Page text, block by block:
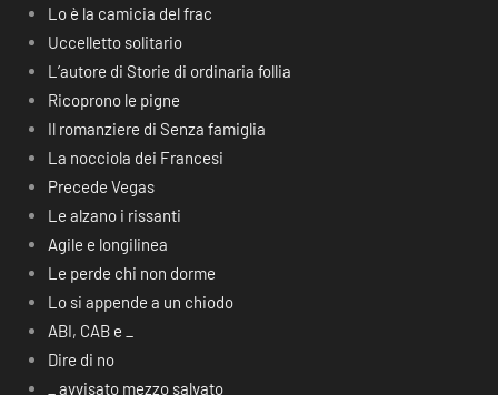
Lo è la camicia del frac
Uccelletto solitario
L’autore di Storie di ordinaria follia
Ricoprono le pigne
Il romanziere di Senza famiglia
La nocciola dei Francesi
Precede Vegas
Le alzano i rissanti
Agile e longilinea
Le perde chi non dorme
Lo si appende a un chiodo
ABI, CAB e _
Dire di no
_ avvisato mezzo salvato